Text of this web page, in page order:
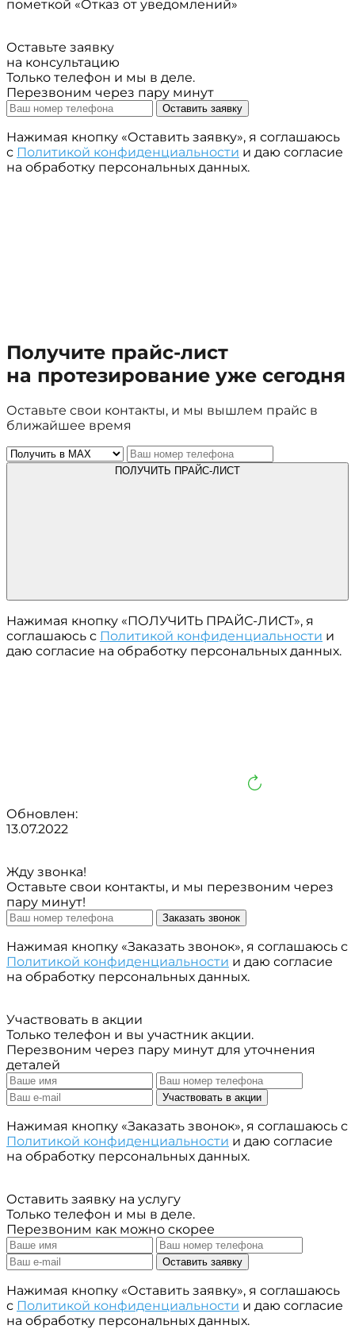
пометкой «Отказ от уведомлений»
Оставьте заявку
на консультацию
Только телефон и мы в деле.
Перезвоним через пару минут
Оставить заявку
Нажимая кнопку «Оставить заявку», я соглашаюсь
с Политикой конфиденциальности и даю согласие
на обработку персональных данных.
Получите прайс-лист
на протезирование уже сегодня
Оставьте свои контакты, и мы вышлем прайс в
ближайшее время
ПОЛУЧИТЬ ПРАЙС-ЛИСТ
Нажимая кнопку «ПОЛУЧИТЬ ПРАЙС-ЛИСТ», я
соглашаюсь с Политикой конфиденциальности и
даю согласие на обработку персональных данных.
Обновлен:
13.07.2022
Жду звонка!
Оставьте свои контакты, и мы перезвоним через
пару минут!
Заказать звонок
Нажимая кнопку «Заказать звонок», я соглашаюсь с
Политикой конфиденциальности и даю согласие
на обработку персональных данных.
Участвовать в акции
Только телефон и вы участник акции.
Перезвоним через пару минут для уточнения
деталей
Участвовать в акции
Нажимая кнопку «Заказать звонок», я соглашаюсь с
Политикой конфиденциальности и даю согласие
на обработку персональных данных.
Оставить заявку на услугу
Только телефон и мы в деле.
Перезвоним как можно скорее
Оставить заявку
Нажимая кнопку «Оставить заявку», я соглашаюсь
с Политикой конфиденциальности и даю согласие
на обработку персональных данных.